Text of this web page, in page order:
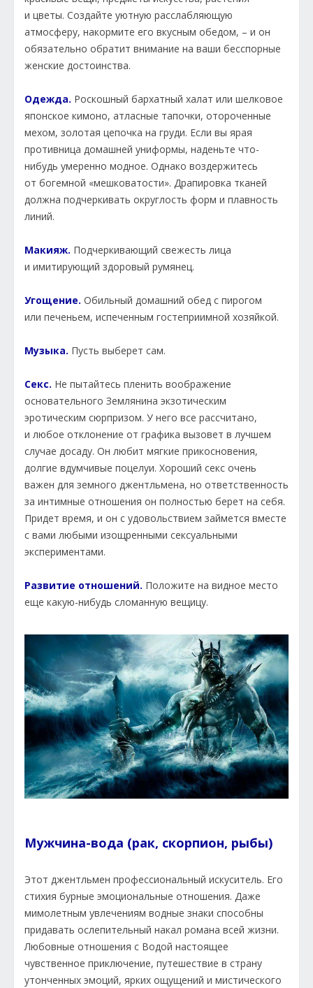
и цветы. Создайте уютную расслабляющую
атмосферу, накормите его вкусным обедом, – и он
обязательно обратит внимание на ваши бесспорные
женские достоинства.
Одежда. Роскошный бархатный халат или шелковое
японское кимоно, атласные тапочки, отороченные
мехом, золотая цепочка на груди. Если вы ярая
противница домашней униформы, наденьте что-
нибудь умеренно модное. Однако воздержитесь
от богемной «мешковатости». Драпировка тканей
должна подчеркивать округлость форм и плавность
линий.
Макияж. Подчеркивающий свежесть лица
и имитирующий здоровый румянец.
Угощение. Обильный домашний обед с пирогом
или печеньем, испеченным гостеприимной хозяйкой.
Музыка. Пусть выберет сам.
Секс. Не пытайтесь пленить воображение
основательного Землянина экзотическим
эротическим сюрпризом. У него все рассчитано,
и любое отклонение от графика вызовет в лучшем
случае досаду. Он любит мягкие прикосновения,
долгие вдумчивые поцелуи. Хороший секс очень
важен для земного джентльмена, но ответственность
за интимные отношения он полностью берет на себя.
Придет время, и он с удовольствием займется вместе
с вами любыми изощренными сексуальными
экспериментами.
Развитие отношений. Положите на видное место
еще какую-нибудь сломанную вещицу.
Мужчина-вода (рак, скорпион, рыбы)
Этот джентльмен профессиональный искуситель. Его
стихия бурные эмоциональные отношения. Даже
мимолетным увлечениям водные знаки способны
придавать ослепительный накал романа всей жизни.
Любовные отношения с Водой настоящее
чувственное приключение, путешествие в страну
утонченных эмоций, ярких ощущений и мистического